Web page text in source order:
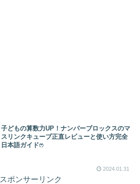
子どもの算数力UP！ナンバーブロックスのマ
スリンクキューブ正直レビューと使い方完全
日本語ガイドෆ
2024.01.31
スポンサーリンク